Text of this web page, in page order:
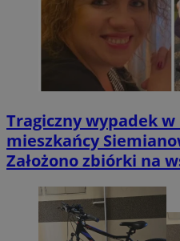
Tragiczny wypadek w
mieszkańcy
Założono zbiórki na